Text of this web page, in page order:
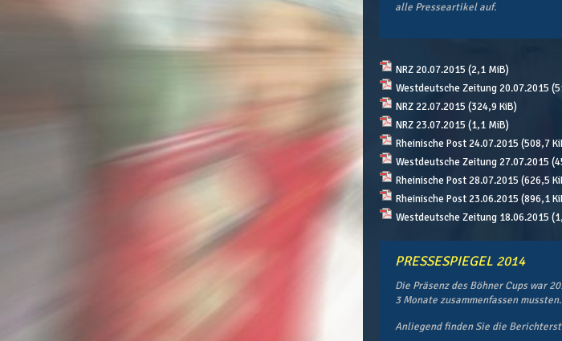
alle Presseartikel auf.
NRZ 20.07.2015 (2,1 MiB)
Westdeutsche Zeitung 20.07.2015
NRZ 22.07.2015 (324,9 KiB)
NRZ 23.07.2015 (1,1 MiB)
Rheinische Post 24.07.2015 (508,7
Westdeutsche Zeitung 27.07.2015
Rheinische Post 28.07.2015 (626,5
Rheinische Post 23.06.2015 (896,1
Westdeutsche Zeitung 18.06.2015
PRESSESPIEGEL 2014
Die Präsenz des Böhner Cups war
3 Monate zusammenfassen mussten.
Anliegend finden Sie die